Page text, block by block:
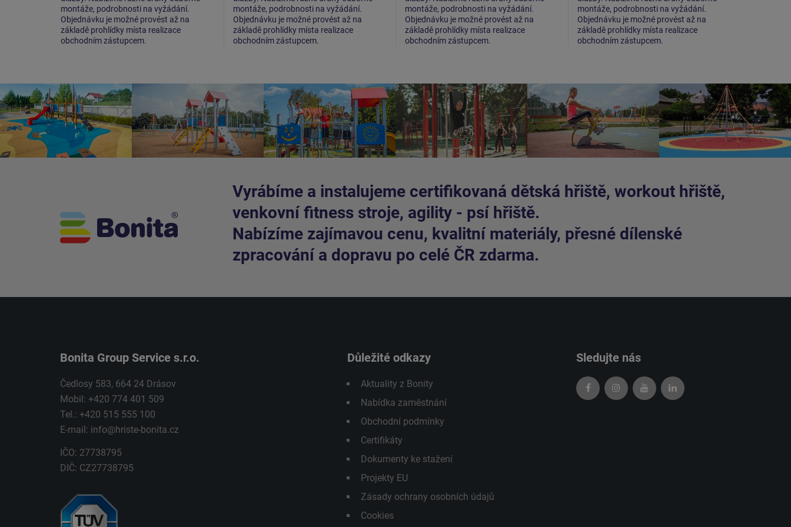
montáže, podrobnosti na vyžádání.
Objednávku je možné provést až na
základě prohlídky místa realizace
obchodním zástupcem.
montáže, podrobnosti na vyžádání.
Objednávku je možné provést až na
základě prohlídky místa realizace
obchodním zástupcem.
montáže, podrobnosti na vyžádání.
Objednávku je možné provést až na
základě prohlídky místa realizace
obchodním zástupcem.
montáže, podrobnosti na vyžádání.
Objednávku je možné provést až na
základě prohlídky místa realizace
obchodním zástupcem.
Vyrábíme a instalujeme certifikovaná dětská hřiště, workout hřiště,
venkovní fitness stroje, agility - psí hřiště.
Nabízíme zajímavou cenu, kvalitní materiály, přesné dílenské
zpracování a dopravu po celé ČR zdarma.
Bonita Group Service s.r.o.
Čedlosy 583, 664 24 Drásov
Mobil: +420 774 401 509
Tel.: +420 515 555 100
E-mail: info@hriste-bonita.cz
IČO: 27738795
DIČ: CZ27738795
Důležité odkazy
Aktuality z Bonity
Nabídka zaměstnání
Obchodní podmínky
Certifikáty
Dokumenty ke stažení
Projekty EU
Zásady ochrany osobních údajů
Cookies
Sledujte nás